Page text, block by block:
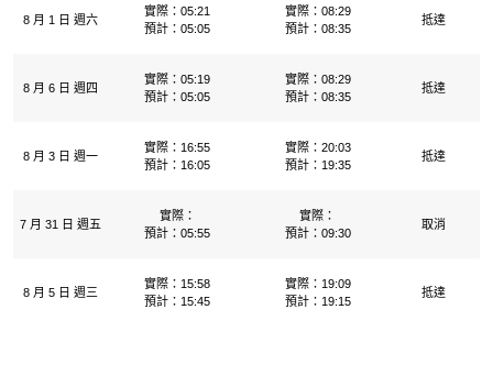
8 月 1 日 週六
實際：05:21
預計：05:05
實際：08:29
預計：08:35
抵達
8 月 6 日 週四
實際：05:19
預計：05:05
實際：08:29
預計：08:35
抵達
8 月 3 日 週一
實際：16:55
預計：16:05
實際：20:03
預計：19:35
抵達
7 月 31 日 週五
實際：
預計：05:55
實際：
預計：09:30
取消
8 月 5 日 週三
實際：15:58
預計：15:45
實際：19:09
預計：19:15
抵達